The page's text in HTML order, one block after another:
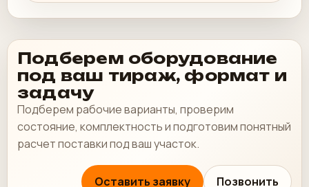
Подберем оборудование
под ваш тираж, формат и
задачу
Подберем рабочие варианты, проверим
состояние, комплектность и подготовим понятный
расчет поставки под ваш участок.
Оставить заявку Позвонить